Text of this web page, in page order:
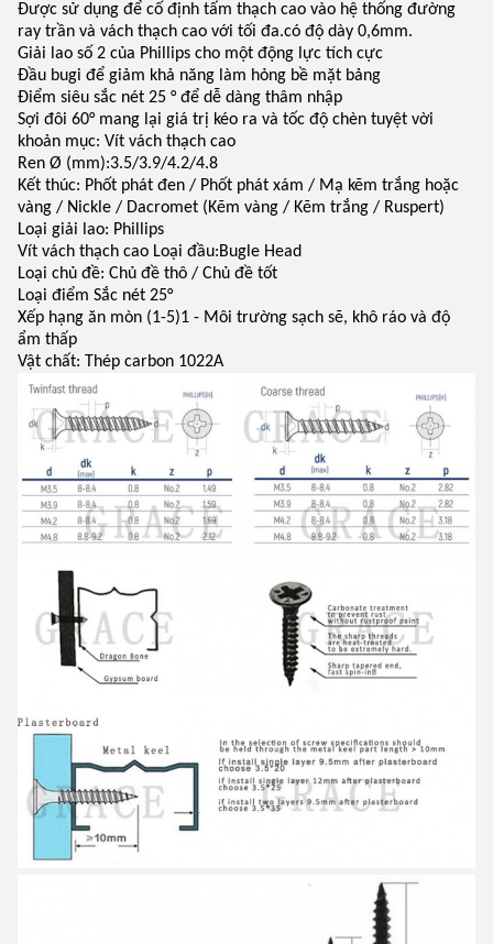
Được sử dụng để cố định tấm thạch cao vào hệ thống đường
ray trần và vách thạch cao với tối đa.có độ dày 0,6mm.
Giải lao số 2 của Phillips cho một động lực tích cực
Đầu bugi để giảm khả năng làm hỏng bề mặt bảng
Điểm siêu sắc nét 25 ° để dễ dàng thâm nhập
Sợi đôi 60° mang lại giá trị kéo ra và tốc độ chèn tuyệt vời
khoản mục: Vít vách thạch cao
Ren Ø (mm):3.5/3.9/4.2/4.8
Kết thúc: Phốt phát đen / Phốt phát xám / Mạ kẽm trắng hoặc
vàng / Nickle / Dacromet (Kẽm vàng / Kẽm trắng / Ruspert)
Loại giải lao: Phillips
Vít vách thạch cao Loại đầu:Bugle Head
Loại chủ đề: Chủ đề thô / Chủ đề tốt
Loại điểm Sắc nét 25°
Xếp hạng ăn mòn (1-5)1 - Môi trường sạch sẽ, khô ráo và độ
ẩm thấp
Vật chất: Thép carbon 1022A